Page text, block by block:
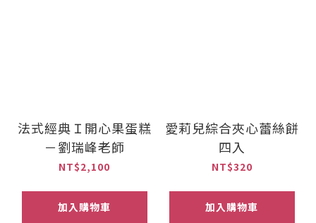
法式經典Ｉ開心果蛋糕
－劉瑞峰老師
NT$2,100
加入購物車
愛莉兒綜合夾心蕾絲餅
四入
NT$320
加入購物車